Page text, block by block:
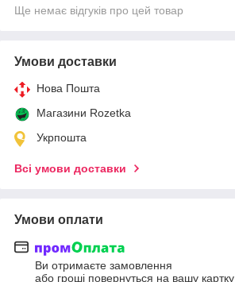
Ще немає відгуків про цей товар
Умови доставки
Нова Пошта
Магазини Rozetka
Укрпошта
Всі умови доставки
Умови оплати
Ви отримаєте замовлення
або гроші повернуться на вашу картку